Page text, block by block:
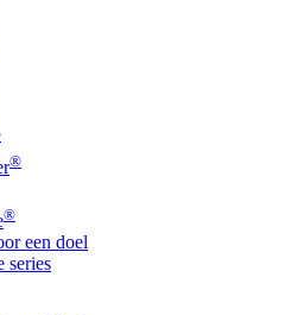
®
®
een doel
series